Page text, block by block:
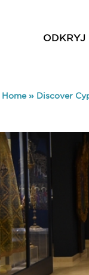
ODKRYJ
Home» Discover